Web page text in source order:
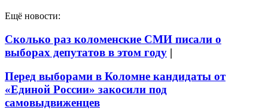
Ещё новости:
Сколько раз коломенские СМИ писали о
выборах депутатов в этом году |
Перед выборами в Коломне кандидаты от
«Единой России» закосили под
самовыдвиженцев